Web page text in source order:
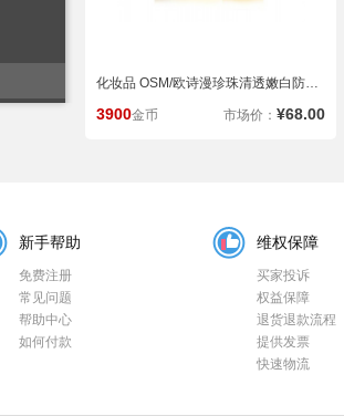
化妆品 OSM/欧诗漫珍珠清透嫩白防晒霜SPF20PA++专柜正品
3900金币 市场价： ¥68.00
新手帮助
免费注册
常见问题
帮助中心
如何付款
维权保障
买家投诉
权益保障
退货退款流程
提供发票
快速物流